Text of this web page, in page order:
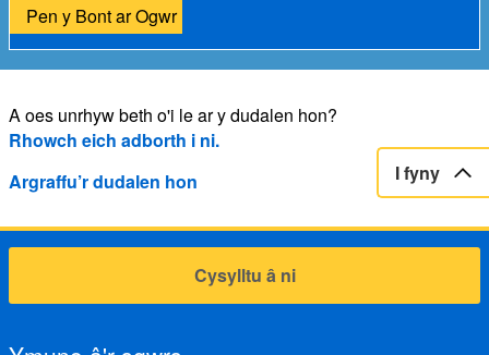
Pen y Bont ar Ogwr
A oes unrhyw beth o'i le ar y dudalen hon?
Rhowch eich adborth i ni.
Argraffu’r dudalen hon
I fyny
Cysylltu â ni